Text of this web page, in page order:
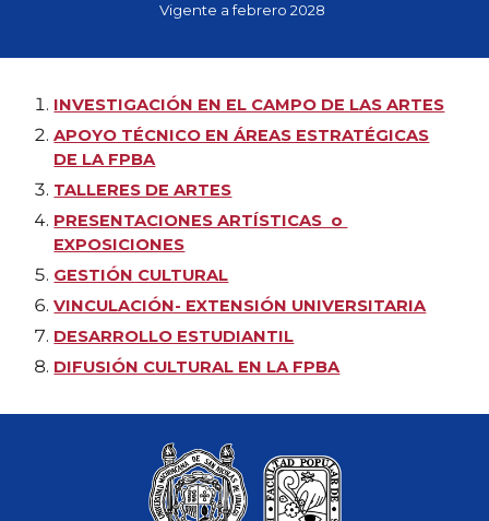
Vigente a febrero 2028
INVESTIGACIÓN EN EL CAMPO DE LAS ARTES
APOYO TÉCNICO EN ÁREAS ESTRATÉGICAS
DE LA FPBA
TALLERES DE ARTES
PRESENTACIONES ARTÍSTICAS o
EXPOSICIONES
GESTIÓN CULTURAL
VINCULACIÓN- EXTENSIÓN UNIVERSITARIA
DESARROLLO ESTUDIANTIL
DIFUSIÓN CULTURAL EN LA FPBA